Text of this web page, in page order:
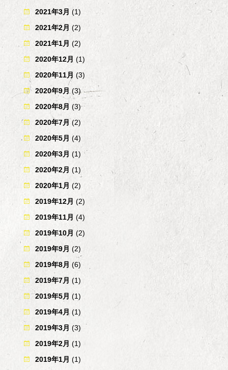
2021年3月 (1)
2021年2月 (2)
2021年1月 (2)
2020年12月 (1)
2020年11月 (3)
2020年9月 (3)
2020年8月 (3)
2020年7月(2)
2020年5月 (4)
2020年3月 (1)
2020年2月 (1)
2020年1月 (2)
2019年12月 (2)
2019年11月 (4)
2019年10月 (2)
2019年9月 (2)
2019年8月 (6)
2019年7月 (1)
2019年5月 (1)
2019年4月(1)
2019年3月 (3)
2019年2月 (1)
2019年1月 (1)